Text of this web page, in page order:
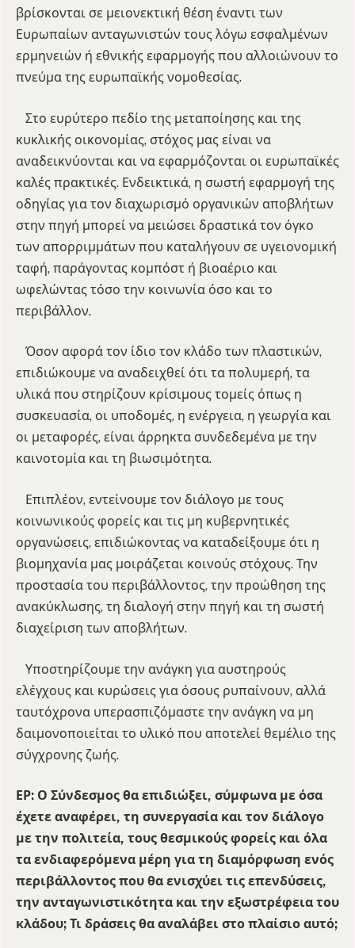
βρίσκονται σε μειονεκτική θέση έναντι των
Ευρωπαίων ανταγωνιστών τους λόγω εσφαλμένων
ερμηνειών ή εθνικής εφαρμογής που αλλοιώνουν το
πνεύμα της ευρωπαϊκής νομοθεσίας.
Στο ευρύτερο πεδίο της μεταποίησης και της
κυκλικής οικονομίας, στόχος μας είναι να
αναδεικνύονται και να εφαρμόζονται οι ευρωπαϊκές
καλές πρακτικές. Ενδεικτικά, η σωστή εφαρμογή της
οδηγίας για τον διαχωρισμό οργανικών αποβλήτων
στην πηγή μπορεί να μειώσει δραστικά τον όγκο
των απορριμμάτων που καταλήγουν σε υγειονομική
ταφή, παράγοντας κομπόστ ή βιοαέριο και
ωφελώντας τόσο την κοινωνία όσο και το
περιβάλλον.
Όσον αφορά τον ίδιο τον κλάδο των πλαστικών,
επιδιώκουμε να αναδειχθεί ότι τα πολυμερή, τα
υλικά που στηρίζουν κρίσιμους τομείς όπως η
συσκευασία, οι υποδομές, η ενέργεια, η γεωργία και
οι μεταφορές, είναι άρρηκτα συνδεδεμένα με την
καινοτομία και τη βιωσιμότητα.
Επιπλέον, εντείνουμε τον διάλογο με τους
κοινωνικούς φορείς και τις μη κυβερνητικές
οργανώσεις, επιδιώκοντας να καταδείξουμε ότι η
βιομηχανία μας μοιράζεται κοινούς στόχους. Την
προστασία του περιβάλλοντος, την προώθηση της
ανακύκλωσης, τη διαλογή στην πηγή και τη σωστή
διαχείριση των αποβλήτων.
Υποστηρίζουμε την ανάγκη για αυστηρούς
ελέγχους και κυρώσεις για όσους ρυπαίνουν, αλλά
ταυτόχρονα υπερασπιζόμαστε την ανάγκη να μη
δαιμονοποιείται το υλικό που αποτελεί θεμέλιο της
σύγχρονης ζωής.
ΕΡ: Ο Σύνδεσμος θα επιδιώξει, σύμφωνα με όσα
έχετε αναφέρει, τη συνεργασία και τον διάλογο
με την πολιτεία, τους θεσμικούς φορείς και όλα
τα ενδιαφερόμενα μέρη για τη διαμόρφωση ενός
περιβάλλοντος που θα ενισχύει τις επενδύσεις,
την ανταγωνιστικότητα και την εξωστρέφεια του
κλάδου; Τι δράσεις θα αναλάβει στο πλαίσιο αυτό;